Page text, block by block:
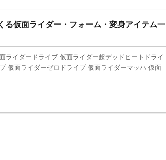
る仮面ライダー・フォーム・変身アイテム一
ライダードライブ 仮面ライダー超デッドヒートドライ
仮面ライダーゼロドライブ 仮面ライダーマッハ 仮面